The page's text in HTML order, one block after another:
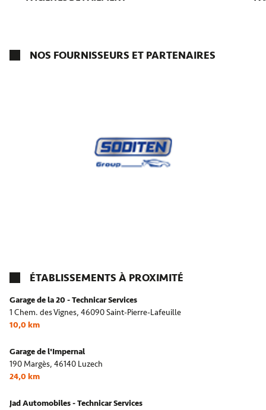
NOS FOURNISSEURS ET PARTENAIRES
ÉTABLISSEMENTS À PROXIMITÉ
Garage de la 20 - Technicar Services
1 Chem. des Vignes, 46090 Saint-Pierre-Lafeuille
10,0 km
Garage de l'Impernal
190 Margès, 46140 Luzech
24,0 km
Jad Automobiles - Technicar Services